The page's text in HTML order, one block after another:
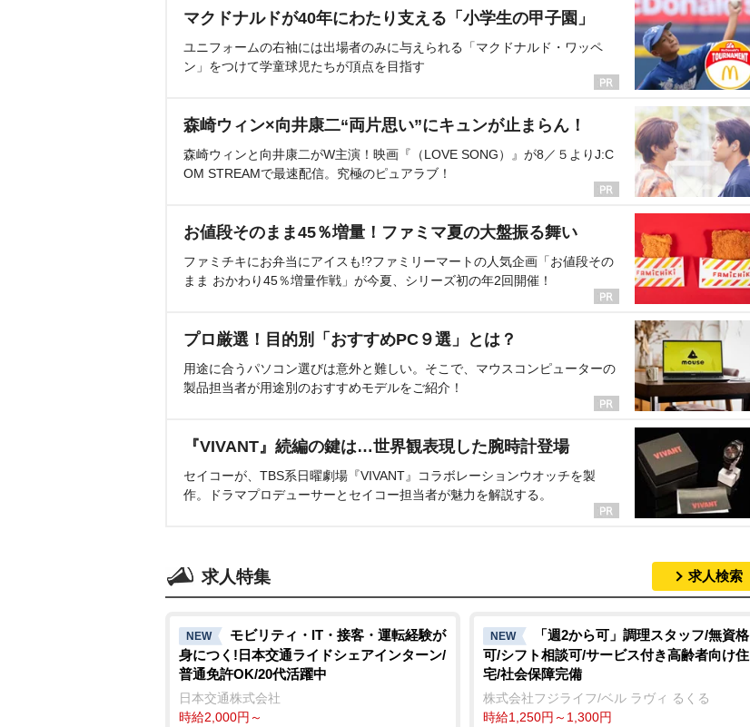
マクドナルドが40年にわたり支える「小学生の甲子園」
ユニフォームの右袖には出場者のみに与えられる「マクドナルド・ワッペ
ン」をつけて学童球児たちが頂点を目指す
森崎ウィン×向井康二“両片思い”にキュンが止まらん！
森崎ウィンと向井康二がW主演！映画『（LOVE SONG）』が8／５よりJ:C
OM STREAMで最速配信。究極のピュアラブ！
お値段そのまま45％増量！ファミマ夏の大盤振る舞い
ファミチキにお弁当にアイスも!?ファミリーマートの人気企画「お値段その
まま おかわり45％増量作戦」が今夏、シリーズ初の年2回開催！
プロ厳選！目的別「おすすめPC９選」とは？
用途に合うパソコン選びは意外と難しい。そこで、マウスコンピューターの
製品担当者が用途別のおすすめモデルをご紹介！
『VIVANT』続編の鍵は…世界観表現した腕時計登場
セイコーが、TBS系日曜劇場『VIVANT』コラボレーションウオッチを製
作。ドラマプロデューサーとセイコー担当者が魅力を解説する。
求人特集 求人検索
NEW
モビリティ・IT・接客・運転経験が
身につく!日本交通ライドシェアインターン/
普通免許OK/20代活躍中
日本交通株式会社
時給2,000円～
NEW
「週2から可」調理スタッフ/無資格
可/シフト相談可/サービス付き高齢者向け住
宅/社会保障完備
株式会社フジライフ/ベル ラヴィ るくる
時給1,250円～1,300円